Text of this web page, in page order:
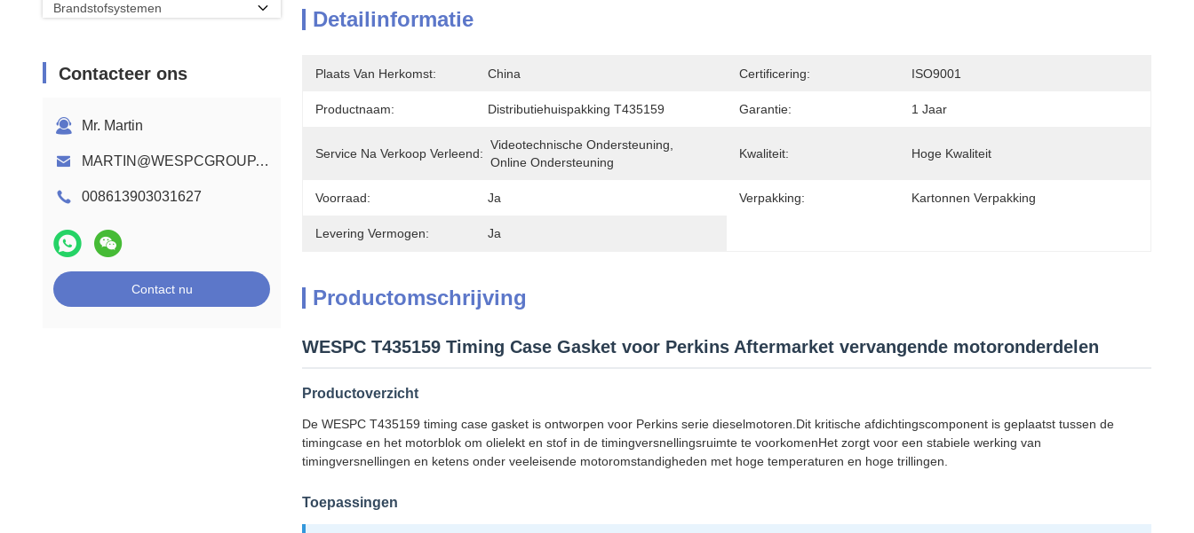
Brandstofsystemen
Perkins-nokkenas
Contacteer ons
Mr. Martin
MARTIN@WESPCGROUP.COM
008613903031627
Contact nu
Detailinformatie
Plaats Van Herkomst: China Certificering: ISO9001
Productnaam: Distributiehuispakking T435159 Garantie: 1 Jaar
Service Na Verkoop Verleend:
Videotechnische Ondersteuning,
Online Ondersteuning
Kwaliteit: Hoge Kwaliteit
Voorraad: Ja Verpakking: Kartonnen Verpakking
Levering Vermogen: Ja
Productomschrijving
WESPC T435159 Timing Case Gasket voor Perkins Aftermarket vervangende motoronderdelen
Productoverzicht
De WESPC T435159 timing case gasket is ontworpen voor Perkins serie dieselmotoren.Dit kritische afdichtingscomponent is geplaatst tussen de
timingcase en het motorblok om olielekt en stof in de timingversnellingsruimte te voorkomenHet zorgt voor een stabiele werking van
timingversnellingen en ketens onder veeleisende motoromstandigheden met hoge temperaturen en hoge trillingen.
Toepassingen